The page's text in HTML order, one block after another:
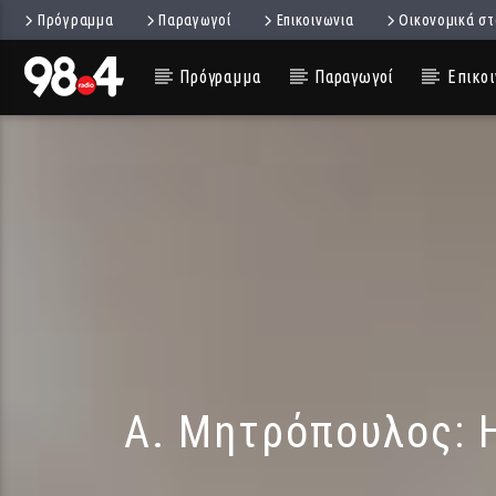
Πρόγραμμα Παραγωγοί Επικοινωνια Οικονομικά
Πρόγραμμα Παραγωγοί
Α. Μητρόπουλος: